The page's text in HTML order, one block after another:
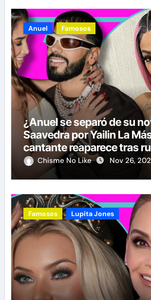
Anuel Famosos
¿Anuel se separó de su
Saavedra por Yailin La
cantante reaparece tras
Chisme No Like Nov 26,
Famosos Lupita Jones